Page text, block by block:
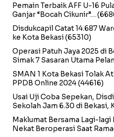
Pemain Terbaik AFF U-16
Ganjar “Bocah Cikunir”…
Disdukcapil Catat 14.687
ke Kota Bekasi(65310)
Operasi Patuh Jaya 2025 di
Simak 7 Sasaran Utama
SMAN 1 Kota Bekasi Tolak
PPDB Online 2024(44616)
Usai Uji Coba Sepekan,
Sekolah Jam 6.30 di Bekasi,
Maklumat Bersama Lagi-lagi
Nekat Beroperasi Saat